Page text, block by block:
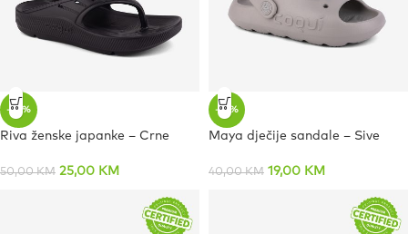
-50%
Riva ženske japanke – Crne
50,00KM 25,00 KM
-53%
Maya dječije sandale – Sive
40,00KM 19,00 KM